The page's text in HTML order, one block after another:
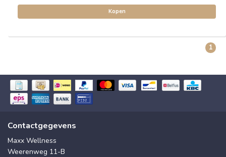
Kopen
1
Contactgegevens
Maxx Wellness
Weerenweg 11-B